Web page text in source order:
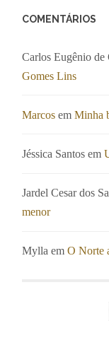
COMENTÁRIOS
Carlos Eugênio de
Gomes Lins
Marcos emMinha
Jéssica Santos em
Jardel Cesar dos
menor
Mylla emO Norte